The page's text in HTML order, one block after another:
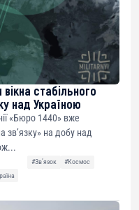
стабільного
над Україною
«Бюро 1440» вже
на добу над
#Звʼязок
#Космос